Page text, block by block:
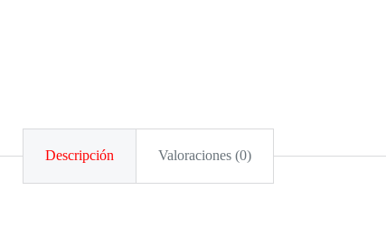
Descripción Valoraciones (0)